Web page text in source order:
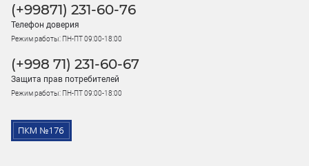
(+99871) 231-60-76
Телефон доверия
Режим работы: ПН-ПТ 09:00-18:00
(+998 71) 231-60-67
Защита прав потребителей
Режим работы: ПН-ПТ 09:00-18:00